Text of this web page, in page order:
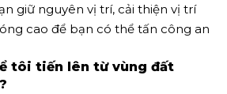
giữ nguyên vị trí, cải thiện vị trí
cao để bạn có thể tấn công an
tôi tiến lên từ vùng đất